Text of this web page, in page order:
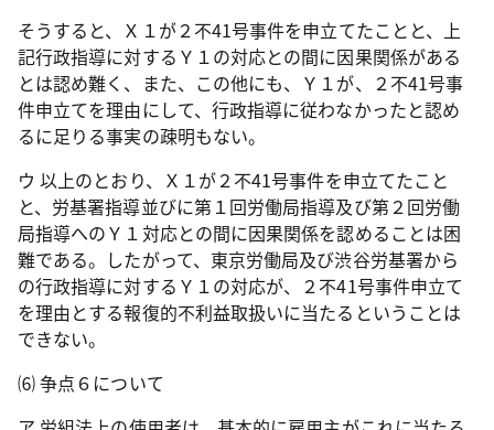
そうすると、Ｘ１が２不41号事件を申立てたことと、上
記行政指導に対するＹ１の対応との間に因果関係がある
とは認め難く、また、この他にも、Ｙ１が、２不41号事
件申立てを理由にして、行政指導に従わなかったと認め
るに足りる事実の疎明もない。
ウ 以上のとおり、Ｘ１が２不41号事件を申立てたこと
と、労基署指導並びに第１回労働局指導及び第２回労働
局指導へのＹ１対応との間に因果関係を認めることは困
難である。したがって、東京労働局及び渋谷労基署から
の行政指導に対するＹ１の対応が、２不41号事件申立て
を理由とする報復的不利益取扱いに当たるということは
できない。
⑹ 争点６について